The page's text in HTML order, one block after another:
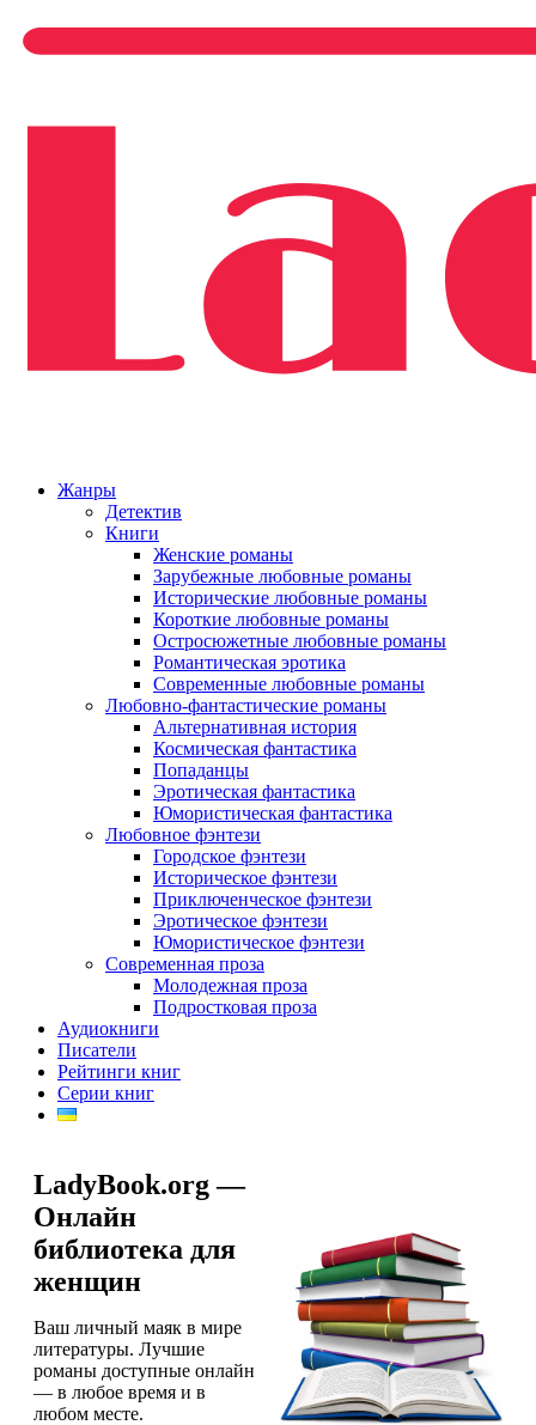
Жанры
Детектив
Книги
Женские романы
Зарубежные любовные романы
Исторические любовные романы
Короткие любовные романы
Остросюжетные любовные романы
Романтическая эротика
Современные любовные романы
Любовно-фантастические романы
Альтернативная история
Космическая фантастика
Попаданцы
Эротическая фантастика
Юмористическая фантастика
Любовное фэнтези
Городское фэнтези
Историческое фэнтези
Приключенческое фэнтези
Эротическое фэнтези
Юмористическое фэнтези
Современная проза
Молодежная проза
Подростковая проза
Аудиокниги
Писатели
Рейтинги книг
Серии книг
LadyBook.org —
Онлайн
библиотека для
женщин
Ваш личный маяк в мире
литературы. Лучшие
романы доступные онлайн
— в любое время и в
любом месте.